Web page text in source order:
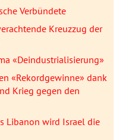
Verbündete
Kreuzzug der
«Deindustrialisierung»
«Rekordgewinne» dank
Krieg gegen den
Libanon wird Israel die